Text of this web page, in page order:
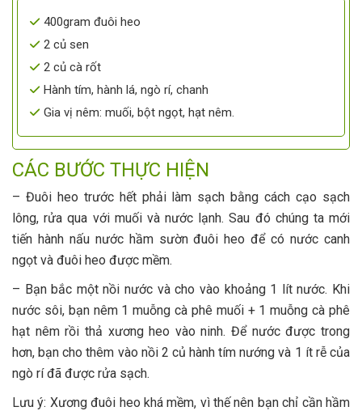
400gram đuôi heo
2 củ sen
2 củ cà rốt
Hành tím, hành lá, ngò rí, chanh
Gia vị nêm: muối, bột ngọt, hạt nêm.
CÁC BƯỚC THỰC HIỆN
– Đuôi heo trước hết phải làm sạch bằng cách cạo sạch
lông, rửa qua với muối và nước lạnh. Sau đó chúng ta mới
tiến hành nấu nước hầm sườn đuôi heo để có nước canh
ngọt và đuôi heo được mềm.
– Bạn bắc một nồi nước và cho vào khoảng 1 lít nước. Khi
nước sôi, bạn nêm 1 muỗng cà phê muối + 1 muỗng cà phê
hạt nêm rồi thả xương heo vào ninh. Để nước được trong
hơn, bạn cho thêm vào nồi 2 củ hành tím nướng và 1 ít rễ của
ngò rí đã được rửa sạch.
Lưu ý: Xương đuôi heo khá mềm, vì thế nên bạn chỉ cần hầm